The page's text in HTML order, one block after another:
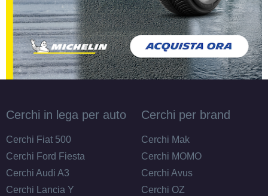
Cerchi in lega per auto
Cerchi Fiat 500
Cerchi Ford Fiesta
Cerchi Audi A3
Cerchi Lancia Y
Cerchi per brand
Cerchi Mak
Cerchi MOMO
Cerchi Avus
Cerchi OZ